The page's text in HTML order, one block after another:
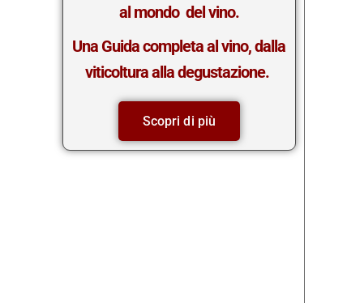
al mondo del vino.
Una Guida completa al vino, dalla
viticoltura alla degustazione.
Scopri di più